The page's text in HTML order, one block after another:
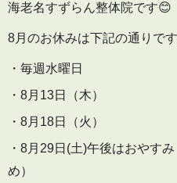
海老名すずらん整体院です😊
8月のお休みは下記の通りです
・毎週水曜日
・8月13日（木）
・8月18日（火）
・8月29日(土)午後はおやす
め）